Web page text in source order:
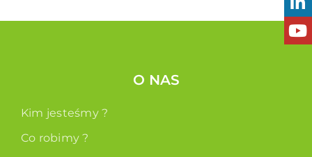
O NAS
Kim jesteśmy ?
Co robimy ?